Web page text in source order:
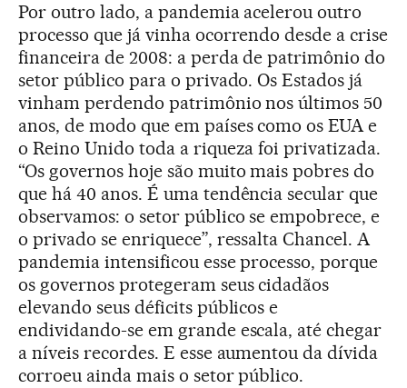
Por outro lado, a pandemia acelerou outro
processo que já vinha ocorrendo desde a crise
financeira de 2008: a perda de patrimônio do
setor público para o privado. Os Estados já
vinham perdendo patrimônio nos últimos 50
anos, de modo que em países como os EUA e
o Reino Unido toda a riqueza foi privatizada.
“Os governos hoje são muito mais pobres do
que há 40 anos. É uma tendência secular que
observamos: o setor público se empobrece, e
o privado se enriquece”, ressalta Chancel. A
pandemia intensificou esse processo, porque
os governos protegeram seus cidadãos
elevando seus déficits públicos e
endividando-se em grande escala, até chegar
a níveis recordes. E esse aumentou da dívida
corroeu ainda mais o setor público.